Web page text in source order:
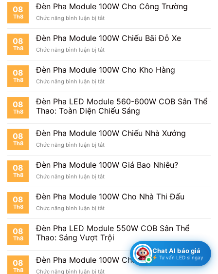
Biển
Cáo
08
Th8
Đèn Pha Module 100W Cho Công Trường
Chức năng bình luận bị tắtở
Pha
Module
100W
Công
08
Th8
Đèn Pha Module 100W Chiếu Bãi Đỗ Xe
Chức năng bình luận bị tắtở
Pha
Module
100W
Bãi
Đỗ
Xe
08
Th8
Đèn Pha Module 100W Cho Kho Hàng
Chức năng bình luận bị tắtở
Pha
Module
100W
Kho
08
Th8
Đèn Pha LED Module 560-600W COB Sân Thể
Thao: Toàn Diện Chiếu Sáng
08
Th8
Đèn Pha Module 100W Chiếu Nhà Xưởng
Chức năng bình luận bị tắtở
Pha
Module
100W
Nhà
08
Th8
Đèn Pha Module 100W Giá Bao Nhiêu?
Chức năng bình luận bị tắtở
Pha
Module
100W
Bao
Nhiêu?
08
Th8
Đèn Pha Module 100W Cho Nhà Thi Đấu
Chức năng bình luận bị tắtở
Pha
Module
100W
Nhà
08
Th8
Đèn Pha LED Module 550W COB Sân Thể
Thao: Sáng Vượt Trội
08
Th8
Đèn Pha Module 100W Cho Bệnh Viện
Chức năng bình luận bị tắtở
Chat AI báo giá
Tư vấn LED sỉ ngay